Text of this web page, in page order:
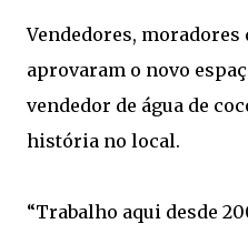
Vendedores,
aprovaram o novo
vendedor de água de
história no local.
“Trabalho aqui desde